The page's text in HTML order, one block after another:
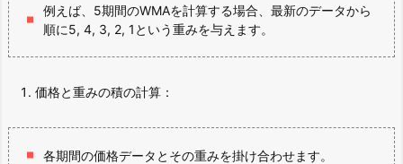
例えば、5期間のWMAを計算する場合、最新のデータから
順に5, 4, 3, 2, 1という重みを与えます。
価格と重みの積の計算：
各期間の価格データとその重みを掛け合わせます。